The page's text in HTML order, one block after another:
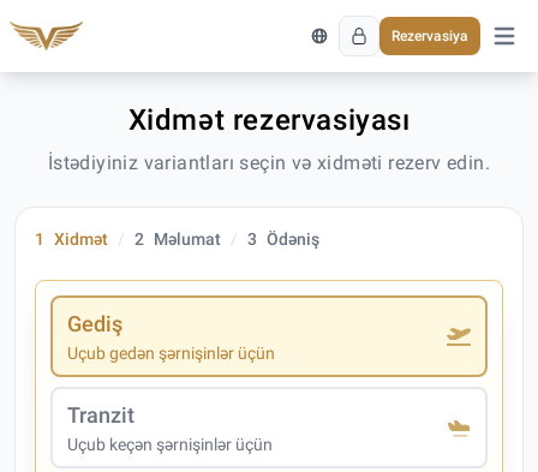
Rezervasiya
Əsas
Xidmət rezervasiyası
İstədiyiniz variantları seçin və xidməti rezerv edin.
1 Xidmət 2 Məlumat 3 Ödəniş
Gediş
Uçub gedən şərnişinlər üçün
Tranzit
Uçub keçən şərnişinlər üçün